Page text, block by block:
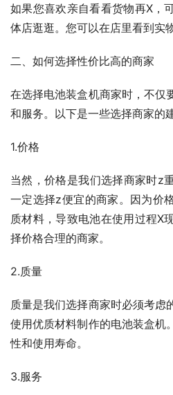
如果您喜欢亲自看看货物再X，
体店逛逛。您可以在店里看到实
二、如何选择性价比高的商家
在选择电池装盒机商家时，不仅
和服务。以下是一些选择商家的
1.价格
当然，价格是我们选择商家时z
一定选择z便宜的商家。因为价
质材料，导致电池在使用过程X
择价格合理的商家。
2.质量
质量是我们选择商家时必须考虑
使用优质材料制作的电池装盒机
性和使用寿命。
3.服务